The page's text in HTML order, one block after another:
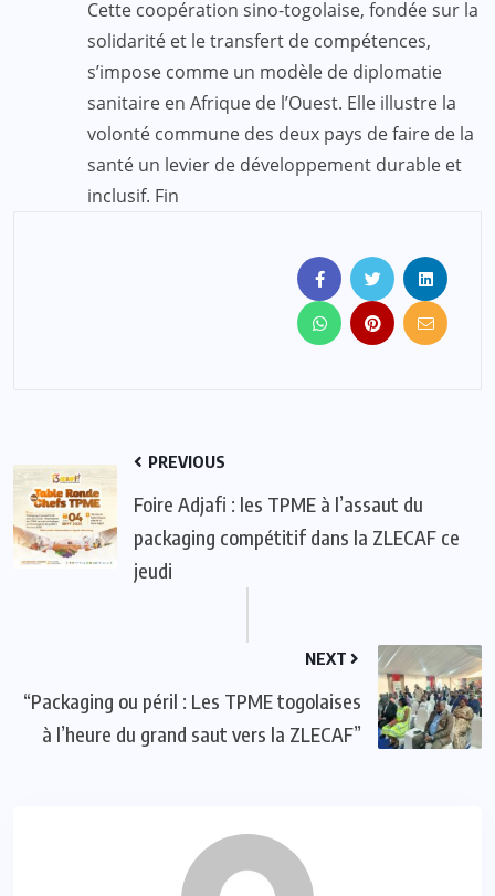
Cette coopération sino-togolaise, fondée sur la
solidarité et le transfert de compétences,
s’impose comme un modèle de diplomatie
sanitaire en Afrique de l’Ouest. Elle illustre la
volonté commune des deux pays de faire de la
santé un levier de développement durable et
inclusif. Fin
PREVIOUS
Foire Adjafi : les TPME à l’assaut du
packaging compétitif dans la ZLECAF ce
jeudi
NEXT
“Packaging ou péril : Les TPME togolaises
à l’heure du grand saut vers la ZLECAF”